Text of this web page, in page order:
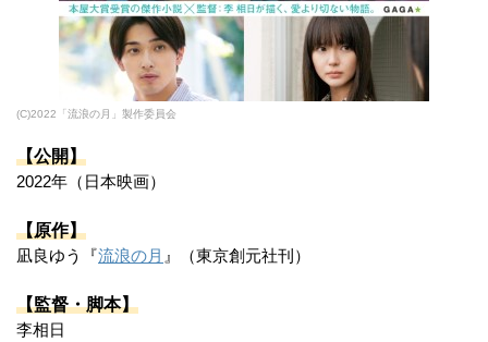
(C)2022「流浪の月」製作委員会
【公開】
2022年（日本映画）
【原作】
凪良ゆう『流浪の月 』（東京創元社刊）
【監督・脚本】
李相日